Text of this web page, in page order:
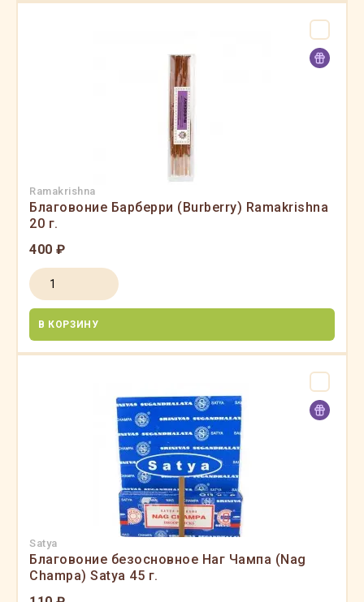
Ramakrishna
Благовоние Барберри (Burberry) Ramakrishna
20 г.
400 ₽
В КОРЗИНУ
Satya
Благовоние безосновное Наг Чампа (Nag
Champa) Satya 45 г.